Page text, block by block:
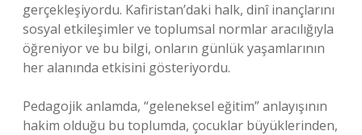
gerçekleşiyordu. Kafiristan’daki halk, dinî inançlarını
sosyal etkileşimler ve toplumsal normlar aracılığıyla
öğreniyor ve bu bilgi, onların günlük yaşamlarının
her alanında etkisini gösteriyordu.
Pedagojik anlamda, “geleneksel eğitim” anlayışının
hakim olduğu bu toplumda, çocuklar büyüklerinden,